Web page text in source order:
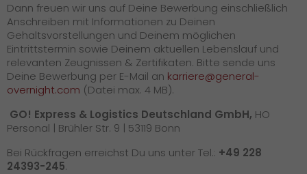
Dann freuen wir uns auf Deine Bewerbung einschließlich
Anschreiben mit Informationen zu Deinen
Gehaltsvorstellungen und Deinem möglichen
Eintrittstermin sowie Deinem aktuellen Lebenslauf und
relevanten Zeugnissen & Zertifikaten. Bitte sende uns
Deine Bewerbung per E-Mail an karriere@general-
overnight.com (Datei max. 4 MB).
GO! Express & Logistics Deutschland GmbH, HO
Personal | Brühler Str. 9 | 53119 Bonn
Bei Rückfragen erreichst Du uns unter Tel.: +49 228
24393-245.